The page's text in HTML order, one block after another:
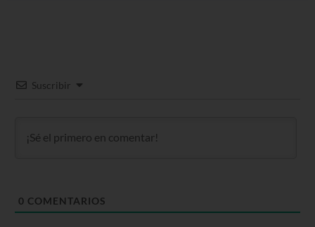
Suscribir
0 COMENTARIOS